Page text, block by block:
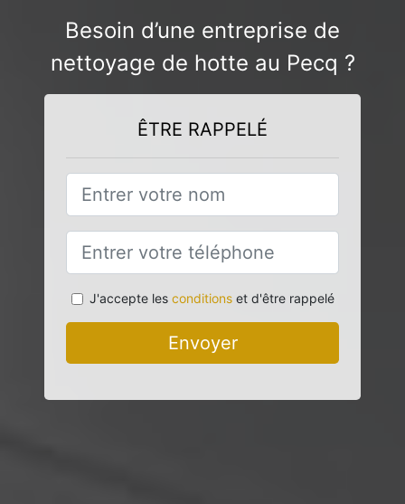
Besoin d’une entreprise de
nettoyage de hotte au Pecq ?
ÊTRE RAPPELÉ
J'accepte les conditionset d'être rappelé
Envoyer